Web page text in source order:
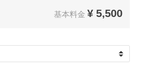
基本料金 ¥ 5,500